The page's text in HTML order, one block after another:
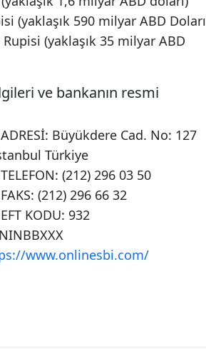
(yaklaşık 590 milyar ABD
(yaklaşık 35 milyar ABD
ve bankanın resmi
Büyükdere Cad. No: 127
Türkiye
(212) 296 03 50
(212) 296 66 32
KODU: 932
www.onlinesbi.com/